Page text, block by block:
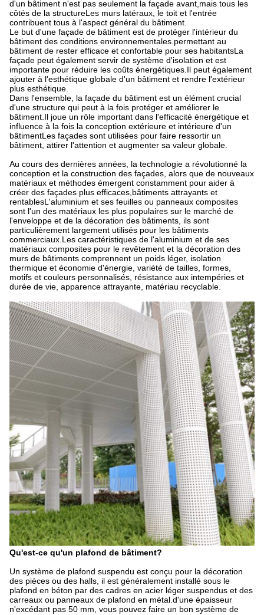
d'un bâtiment n'est pas seulement la façade avant,mais tous les
côtés de la structureLes murs latéraux, le toit et l'entrée
contribuent tous à l'aspect général du bâtiment.
Le but d'une façade de bâtiment est de protéger l'intérieur du
bâtiment des conditions environnementales.permettant au
bâtiment de rester efficace et confortable pour ses habitantsLa
façade peut également servir de système d'isolation et est
importante pour réduire les coûts énergétiques.Il peut également
ajouter à l'esthétique globale d'un bâtiment et rendre l'extérieur
plus esthétique.
Dans l'ensemble, la façade du bâtiment est un élément crucial
d'une structure qui peut à la fois protéger et améliorer le
bâtiment.Il joue un rôle important dans l'efficacité énergétique et
influence à la fois la conception extérieure et intérieure d'un
bâtimentLes façades sont utilisées pour faire ressortir un
bâtiment, attirer l'attention et augmenter sa valeur globale.
Au cours des dernières années, la technologie a révolutionné la
conception et la construction des façades, alors que de nouveaux
matériaux et méthodes émergent constamment pour aider à
créer des façades plus efficaces,bâtiments attrayants et
rentablesL'aluminium et ses feuilles ou panneaux composites
sont l'un des matériaux les plus populaires sur le marché de
l'enveloppe et de la décoration des bâtiments, ils sont
particulièrement largement utilisés pour les bâtiments
commerciaux.Les caractéristiques de l'aluminium et de ses
matériaux composites pour le revêtement et la décoration des
murs de bâtiments comprennent un poids léger, isolation
thermique et économie d'énergie, variété de tailles, formes,
motifs et couleurs personnalisés, résistance aux intempéries et
durée de vie, apparence attrayante, matériau recyclable.
Qu'est-ce qu'un plafond de bâtiment?
Un système de plafond suspendu est conçu pour la décoration
des pièces ou des halls, il est généralement installé sous le
plafond en béton par des cadres en acier léger suspendus et des
carreaux ou panneaux de plafond en métal.d'une épaisseur
n'excédant pas 50 mm, vous pouvez faire un bon système de